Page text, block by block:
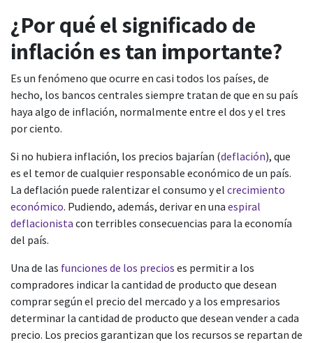
¿Por qué el significado de
inflación es tan importante?
Es un fenómeno que ocurre en casi todos los países, de
hecho, los bancos centrales siempre tratan de que en su país
haya algo de inflación, normalmente entre el dos y el tres
por ciento.
Si no hubiera inflación, los precios bajarían (deflación), que
es el temor de cualquier responsable económico de un país.
La deflación puede ralentizar el consumo y el crecimiento
económico. Pudiendo, además, derivar en una espiral
deflacionista con terribles consecuencias para la economía
del país.
Una de las funciones de los precios es permitir a los
compradores indicar la cantidad de producto que desean
comprar según el precio del mercado y a los empresarios
determinar la cantidad de producto que desean vender a cada
precio. Los precios garantizan que los recursos se repartan de